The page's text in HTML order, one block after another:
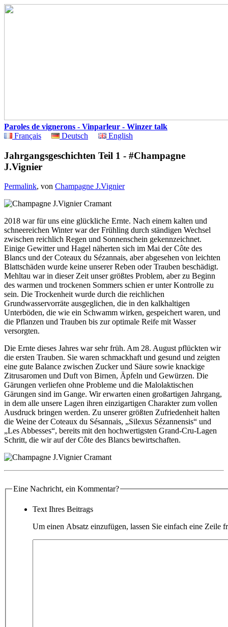
Paroles de vignerons - Vinparleur - Winzer talk
Français
Deutsch English
Jahrgangsgeschichten Teil 1 - #Champagne
J.Vignier
Permalink, von Champagne J.Vignier
2018 war für uns eine glückliche Ernte. Nach einem kalten und
schneereichen Winter war der Frühling durch ständigen Wechsel
zwischen reichlich Regen und Sonnenschein gekennzeichnet.
Einige Gewitter und Hagel näherten sich im Mai der Côte des
Blancs und der Coteaux du Sézannais, aber abgesehen von leichten
Blattschäden wurde keine unserer Reben oder Trauben beschädigt.
Mehltau war in dieser Zeit unser größtes Problem, aber zu Beginn
des warmen und trockenen Sommers schien er unter Kontrolle zu
sein. Die Trockenheit wurde durch die reichlichen
Grundwasservorräte ausgeglichen, die in den kalkhaltigen
Unterböden, die wie ein Schwamm wirken, gespeichert waren, und
die Pflanzen und Trauben bis zur optimale Reife mit Wasser
versorgten.
Die Ernte dieses Jahres war sehr früh. Am 28. August pflückten wir
die ersten Trauben. Sie waren schmackhaft und gesund und zeigten
eine gute Balance zwischen Zucker und Säure sowie knackige
Zitrusaromen und Duft von Birnen, Äpfeln und Gewürzen. Die
Gärungen verliefen ohne Probleme und die Malolaktischen
Gärungen sind im Gange. Wir erwarten einen großartigen Jahrgang,
in dem alle unsere Lagen ihren einzigartigen Charakter zum vollen
Ausdruck bringen werden. Zu unserer größten Zufriedenheit halten
die Weine der Coteaux du Sésannais, „Silexus Sézannensis“ und
„Les Abbesses“, bereits mit den hochwertigsten Grand-Cru-Lagen
Schritt, die wir auf der Côte des Blancs bewirtschaften.
Eine Nachricht, ein Kommentar?
Text Ihres Beitrags
Um einen Absatz einzufügen, lassen Sie einfach eine Zeile